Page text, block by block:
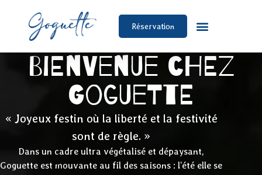
Réservation
Bienvenue chez
Goguette
« Joyeux festin où la liberté et la festivité
sont de règle. »
Dans un cadre ultra végétalisé et dépaysant,
Goguette est mouvante au fil des saisons : l’été elle se